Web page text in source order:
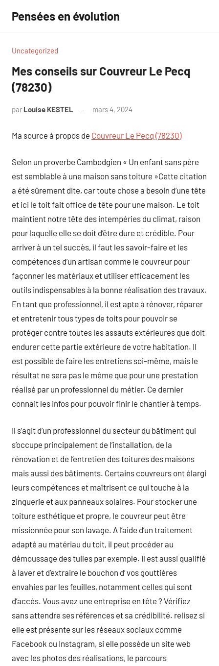
contenu
Pensées en évolution
Uncategorized
Mes conseils sur Couvreur Le Pecq
(78230)
par Louise KESTEL mars 4, 2024
Ma source à propos de Couvreur Le Pecq (78230)
Selon un proverbe Cambodgien « Un enfant sans père
est semblable à une maison sans toiture »Cette citation
a été sûrement dite, car toute chose a besoin d’une tête
et ici le toit fait office de tête pour une maison. Le toit
maintient notre tête des intempéries du climat, raison
pour laquelle elle se doit d’être dure et crédible. Pour
arriver à un tel succès, il faut les savoir-faire et les
compétences d’un artisan comme le couvreur pour
façonner les matériaux et utiliser efficacement les
outils indispensables à la bonne réalisation des travaux.
En tant que professionnel, il est apte à rénover, réparer
et entretenir tous types de toits pour pouvoir se
protéger contre toutes les assauts extérieures que doit
endurer cette partie extérieure de votre habitation. Il
est possible de faire les entretiens soi-même, mais le
résultat ne sera pas le même que pour une prestation
réalisé par un professionnel du métier. Ce dernier
connait les infos pour pouvoir finir le chantier à temps.
Il s’agit d’un professionnel du secteur du bâtiment qui
s’occupe principalement de l’installation, de la
rénovation et de l’entretien des toitures des maisons
mais aussi des bâtiments. Certains couvreurs ont élargi
leurs compétences et maîtrisent ce qui touche à la
zinguerie et aux panneaux solaires. Pour stocker une
toiture esthétique et propre, le couvreur peut être
missionnée pour son lavage. A l’aide d’un traitement
adapté au matériau du toit, il peut procéder au
démoussage des tuiles par exemple. Il est aussi qualifié
à laver et d’extraire le bouchon d’ vos gouttières
envahies par les feuilles, notamment celles qui sont
d’accès. Vous avez une entreprise en tête ? Vérifiez
sans attendre ses références et sa crédibilité. relisez si
elle est présente sur les réseaux sociaux comme
Facebook ou Instagram, si elle possède un site web
avec les photos des réalisations, le parcours